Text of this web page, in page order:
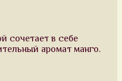
сочетает в себе
аромат манго.